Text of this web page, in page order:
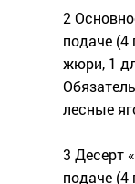
2
подаче (4
жюри, 1
лесные
3 Десерт
подаче (4